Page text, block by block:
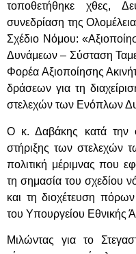
τοποθετήθηκε χθες,
συνεδρίαση της
Σχέδιο Νόμου:
Δυνάμεων – Σύσταση
Φορέα Αξιοποίησης
δράσεων για τη
στελεχών των Ενόπλων
Ο κ. Δαβάκης κατά την
στήριξης των στελεχών
πολιτική μέριμνας που
τη σημασία του σχεδίου
και τη διοχέτευση
του Υπουργείου Εθνικής
Μιλώντας για το